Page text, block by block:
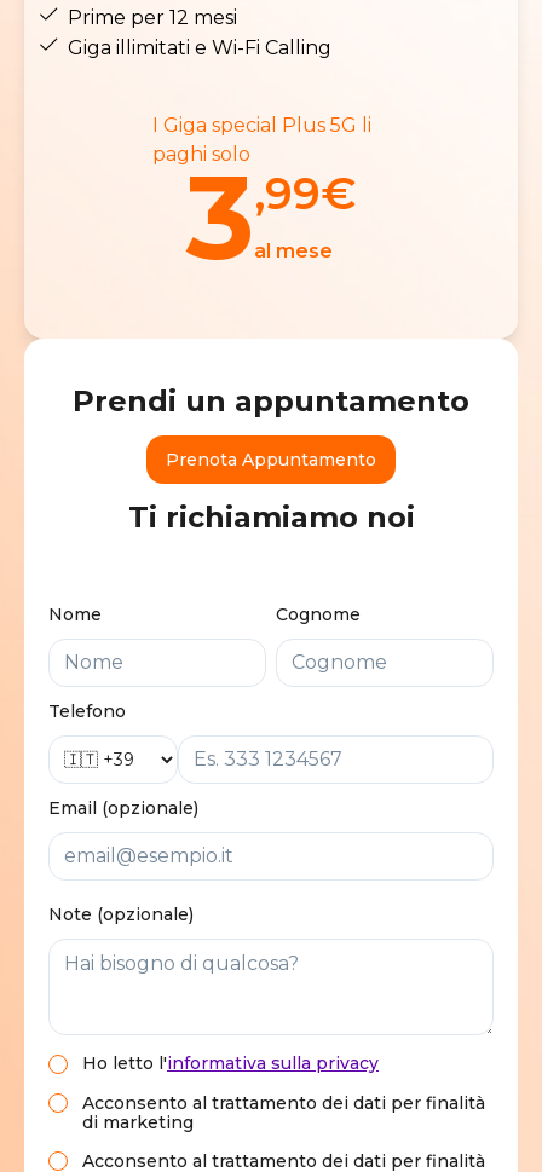
Prime per 12 mesi
Giga illimitati e Wi-Fi Calling
I Giga special Plus 5G li
paghi solo
3,99€
al mese
Prendi un appuntamento
Prenota Appuntamento
Ti richiamiamo noi
Nome Cognome
Telefono
Email (opzionale)
Note (opzionale)
Ho letto l'informativa sulla privacy
Acconsento al trattamento dei dati per finalità
di marketing
Acconsento al trattamento dei dati per finalità